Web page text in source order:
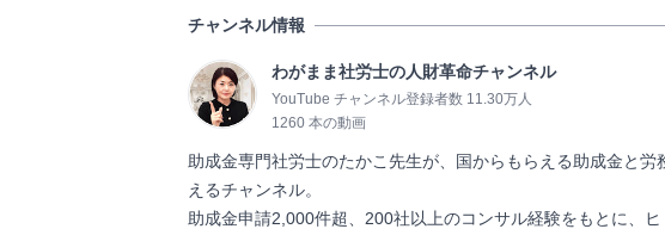
チャンネル情報
わがまま社労士の人財革命チャンネル
YouTube チャンネル登録者数 11.30万人
1260 本の動画
助成金専門社労士のたかこ先生が、国からもらえる助成金と
えるチャンネル。
助成金申請2,000件超、200社以上のコンサル経験をもとに、